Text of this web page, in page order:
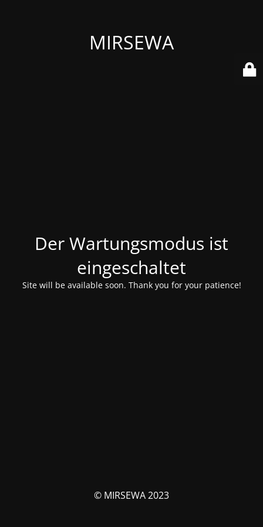
MIRSEWA
Der Wartungsmodus ist
eingeschaltet
Site will be available soon. Thank you for your patience!
© MIRSEWA 2023